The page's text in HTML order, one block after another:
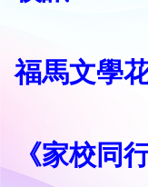
福馬文學
《家校同行